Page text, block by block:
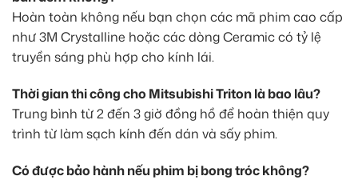
Hoàn toàn không nếu bạn chọn các mã phim cao cấp
như 3M Crystalline hoặc các dòng Ceramic có tỷ lệ
truyền sáng phù hợp cho kính lái.
Thời gian thi công cho Mitsubishi Triton là bao lâu?
Trung bình từ 2 đến 3 giờ đồng hồ để hoàn thiện quy
trình từ làm sạch kính đến dán và sấy phim.
Có được bảo hành nếu phim bị bong tróc không?